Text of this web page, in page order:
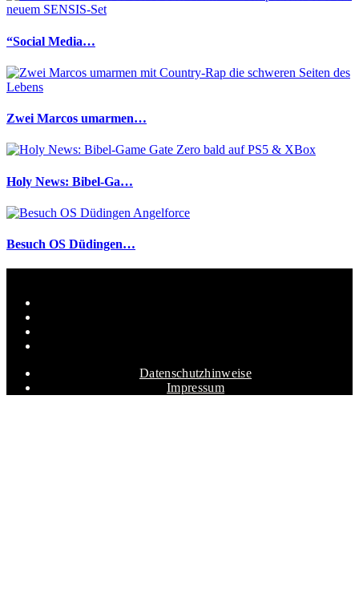
“Social Media…
Zwei Marcos umarmen…
Holy News: Bibel-Ga…
Besuch OS Düdingen…
Datenschutzhinweise
Impressum